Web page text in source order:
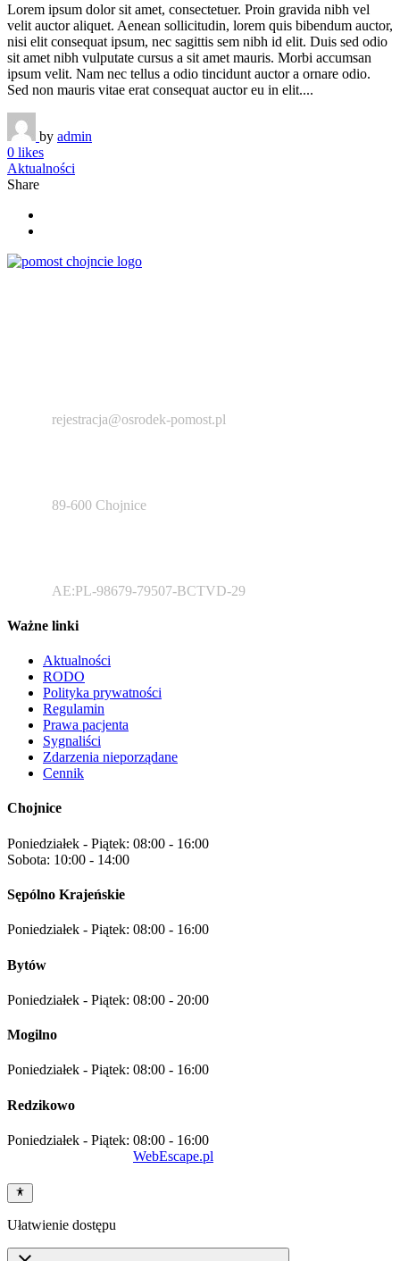
Lorem ipsum dolor sit amet, consectetuer. Proin gravida nibh vel
velit auctor aliquet. Aenean sollicitudin, lorem quis bibendum auctor,
nisi elit consequat ipsum, nec sagittis sem nibh id elit. Duis sed odio
sit amet nibh vulputate cursus a sit amet mauris. Morbi accumsan
ipsum velit. Nam nec tellus a odio tincidunt auctor a ornare odio.
Sed non mauris vitae erat consequat auctor eu in elit....
by admin
0 likes
Aktualności
Share
rejestracja@osrodek-pomost.pl
89-600 Chojnice
AE:PL-98679-79507-BCTVD-29
Ważne linki
Aktualności
RODO
Polityka prywatności
Regulamin
Prawa pacjenta
Sygnaliści
Zdarzenia nieporządane
Cennik
Chojnice
Poniedziałek - Piątek: 08:00 - 16:00
Sobota: 10:00 - 14:00
Sępólno Krajeńskie
Poniedziałek - Piątek: 08:00 - 16:00
Bytów
Poniedziałek - Piątek: 08:00 - 20:00
Mogilno
Poniedziałek - Piątek: 08:00 - 16:00
Redzikowo
Poniedziałek - Piątek: 08:00 - 16:00
WebEscape.pl
Ułatwienie dostępu